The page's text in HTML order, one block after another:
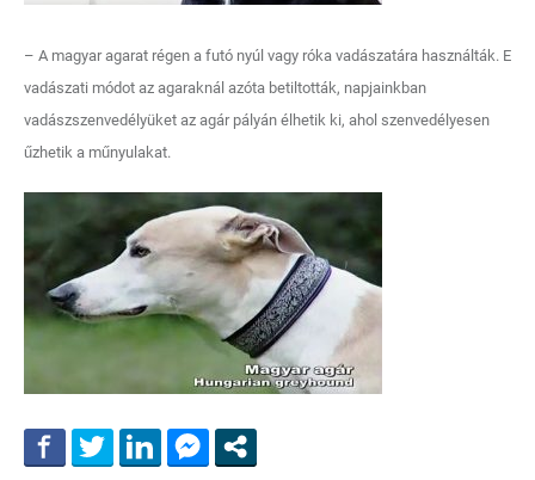
– A magyar agarat régen a futó nyúl vagy róka vadászatára használták. E
vadászati módot az agaraknál azóta betiltották, napjainkban
vadászszenvedélyüket az agár pályán élhetik ki, ahol szenvedélyesen
űzhetik a műnyulakat.